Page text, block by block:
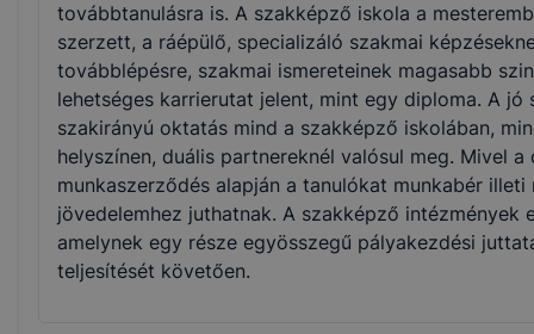
továbbtanulásra is. A szakképző iskola a
szerzett, a ráépülő, specializáló szakmai
továbblépésre, szakmai ismereteinek magasabb
lehetséges karrierutat jelent, mint egy diploma. A
szakirányú oktatás mind a szakképző iskolában,
helyszínen, duális partnereknél valósul meg. Mivel
munkaszerződés alapján a tanulókat munkabér
jövedelemhez juthatnak. A szakképző
amelynek egy része egyösszegű pályakezdési
teljesítését követően.